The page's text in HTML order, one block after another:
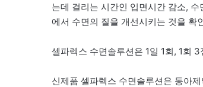
는데 걸리는 시간인 입면시간 감소,
에서 수면의 질을 개선시키는 것을 확
셀파렉스 수면솔루션은 1일 1회, 1회
신제품 셀파렉스 수면솔루션은 동아